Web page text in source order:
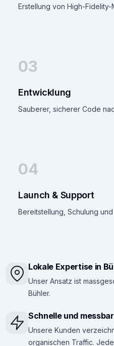
Erstellung von High-
03
Entwicklung
Sauberer, sicherer Code
04
Launch & Support
Bereitstellung, Schulung
Lokale Expertise in
Unser Ansatz ist
Bühler.
Schnelle und
Unsere Kunden
organischen Traffic.